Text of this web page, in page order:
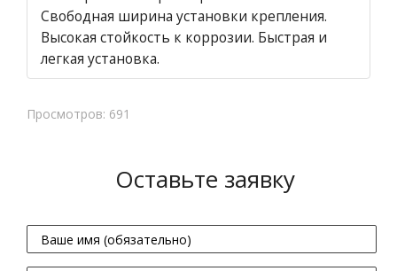
Свободная ширина установки крепления.
Высокая стойкость к коррозии. Быстрая и
легкая установка.
Просмотров: 691
Оставьте заявку